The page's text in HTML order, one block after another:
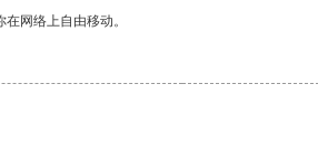
网络上自由移动。